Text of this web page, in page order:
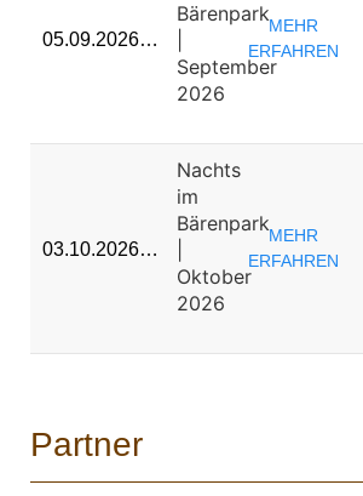
05.09.2026…
Bärenpark
September
2026
MEHR
ERFAHREN
03.10.2026…
Nachts
im
Bärenpark
Oktober
2026
MEHR
ERFAHREN
Partner